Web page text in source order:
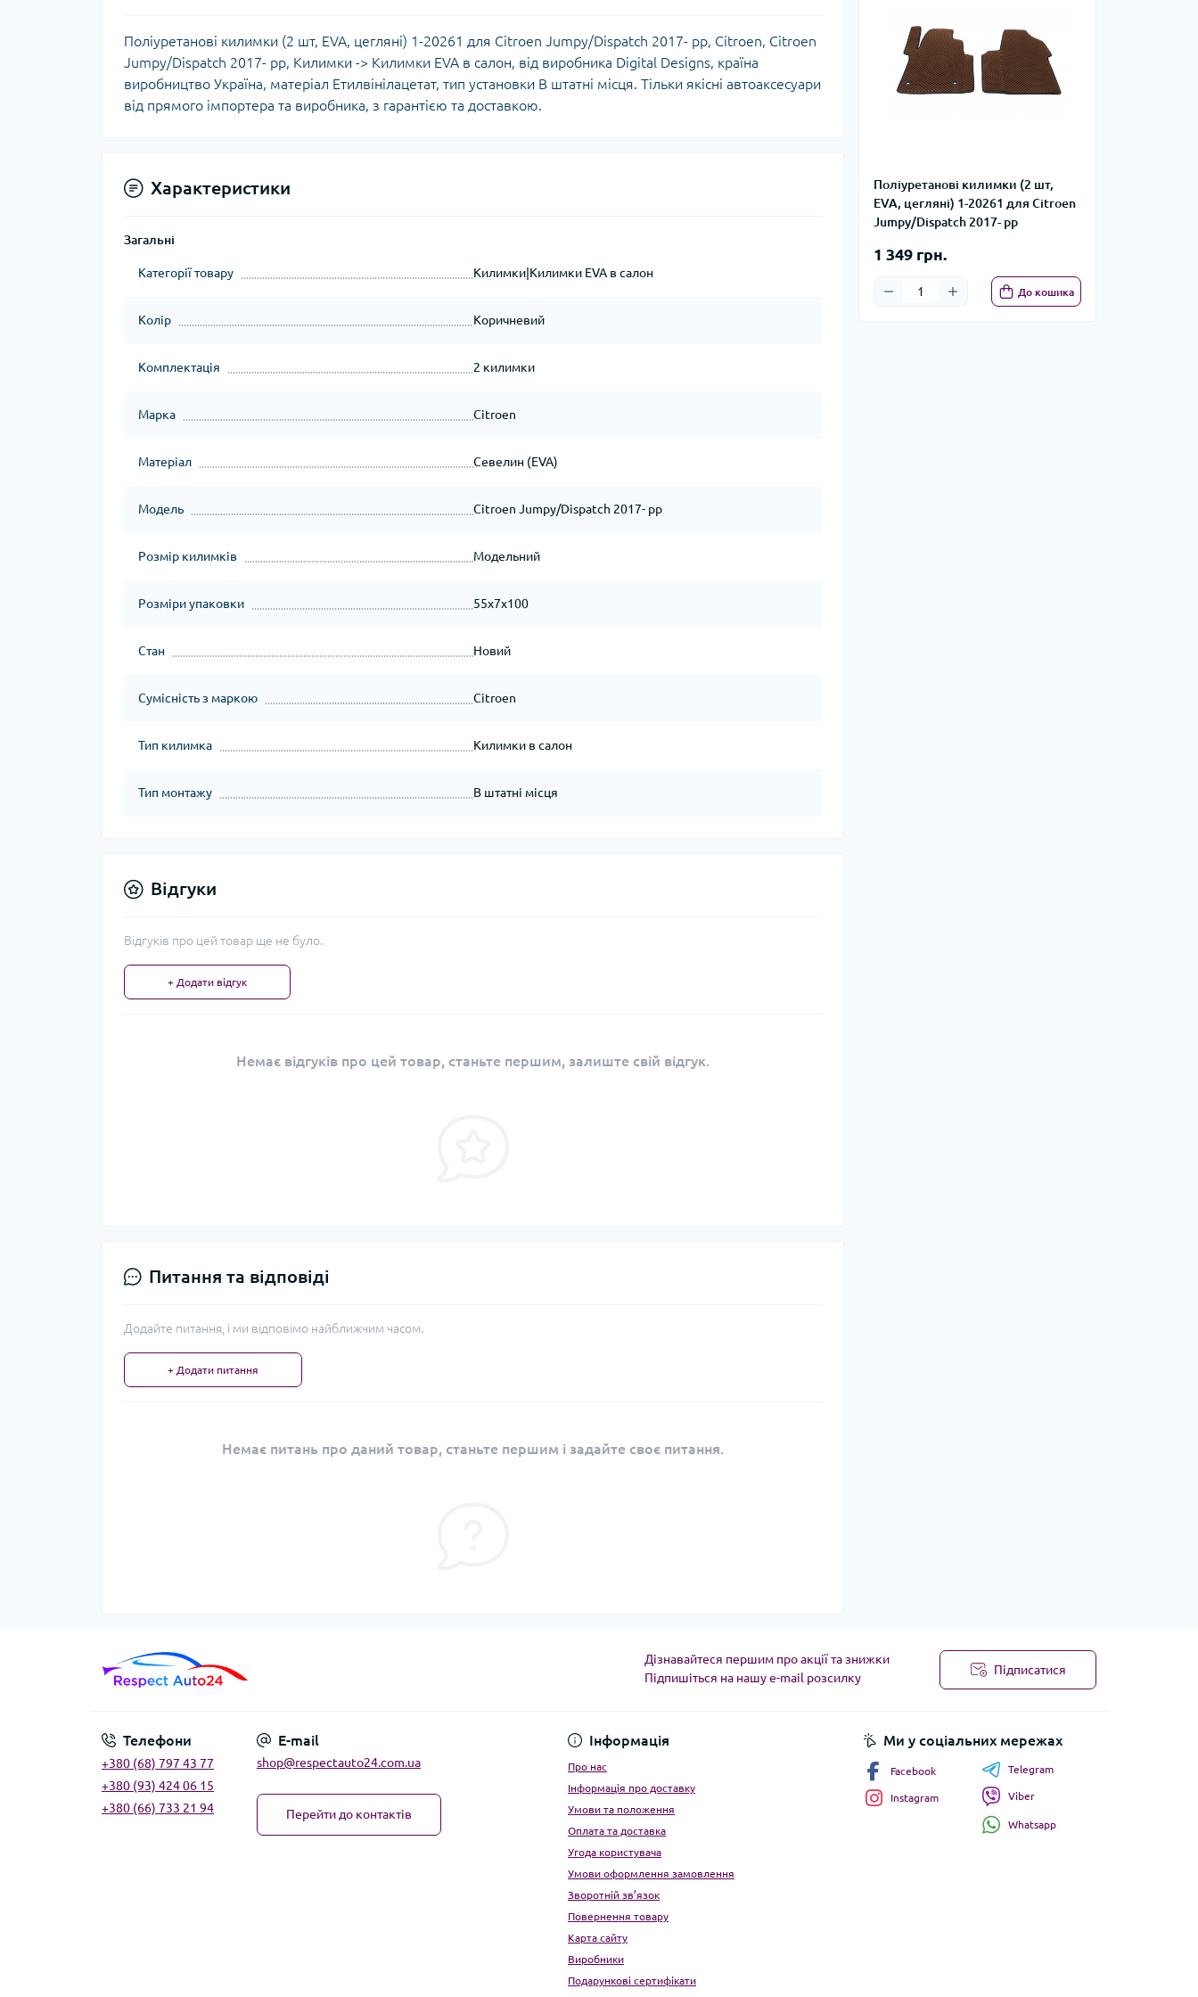
Поліуретанові килимки (2 шт,
EVA, цегляні) 1-20261 для Citroen
Jumpy/Dispatch 2017- рр
1 349 грн.
До кошика
Поліуретанові килимки (2 шт, EVA, цегляні) 1-20261 для Citroen Jumpy/Dispatch 2017- рр, Citroen, Citroen
Jumpy/Dispatch 2017- рр, Килимки -> Килимки EVA в салон, від виробника Digital Designs, країна
виробництво Україна, матеріал Етилвінілацетат, тип установки В штатні місця. Тільки якісні автоаксесуари
від прямого імпортера та виробника, з гарантією та доставкою.
Характеристики
Загальні
Категорії товару Килимки|Килимки EVA в салон
Колір Коричневий
Комплектація 2 килимки
Марка Citroen
Матеріал Севелин (EVA)
Модель Citroen Jumpy/Dispatch 2017- рр
Розмір килимків Модельний
Розміри упаковки 55x7x100
Стан Новий
Сумісність з маркою Citroen
Тип килимка Килимки в салон
Тип монтажу В штатні місця
Відгуки
Відгуків про цей товар ще не було.
+ Додати відгук
Немає відгуків про цей товар, станьте першим, залиште свій відгук.
Питання та відповіді
Додайте питання, і ми відповімо найближчим часом.
+ Додати питання
Немає питань про даний товар, станьте першим і задайте своє питання.
Дізнавайтеся першим про акції та знижки
Підпишіться на нашу e-mail розсилку
Підписатися
Телефони
+380 (68) 797 43 77
+380 (93) 424 06 15
+380 (66) 733 21 94
E-mail
shop@respectauto24.com.ua
Перейти до контактів
Інформація
Про нас
Інформація про доставку
Умови та положення
Оплата та доставка
Угода користувача
Умови оформлення замовлення
Зворотній зв’язок
Повернення товару
Карта сайту
Виробники
Подарункові сертифікати
Ми у соціальних мережах
Facebook
Instagram
Telegram
Viber
Whatsapp